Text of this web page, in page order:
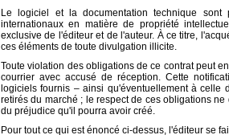
Le logiciel et la documentation technique
internationaux en matière de propriété
exclusive de l'éditeur et de l'auteur. À ce titre,
ces éléments de toute divulgation illicite.
Toute violation des obligations de ce contrat peut
courrier avec accusé de réception. Cette
logiciels fournis – ainsi qu'éventuellement à
retirés du marché ; le respect de ces obligations
du préjudice qu'il pourra avoir créé.
Pour tout ce qui est énoncé ci-dessus, l'éditeur se